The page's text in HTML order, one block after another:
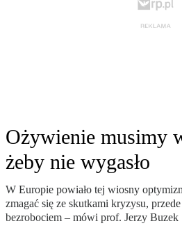
Ożywienie musimy
żeby nie wygasło
W Europie powiało tej wiosny
zmagać się ze skutkami kryzysu,
bezrobociem – mówi prof. Jerzy Buzek